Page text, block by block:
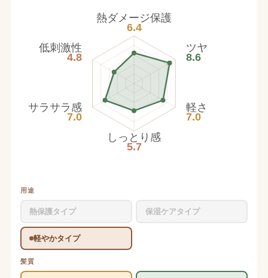
熱ダメージ保護
6.4
ツヤ
8.6
軽さ
7.0
しっとり感
5.7
サラサラ感
7.0
低刺激性
4.8
用途
熱保護タイプ 保湿ケアタイプ
軽やかタイプ
髪質